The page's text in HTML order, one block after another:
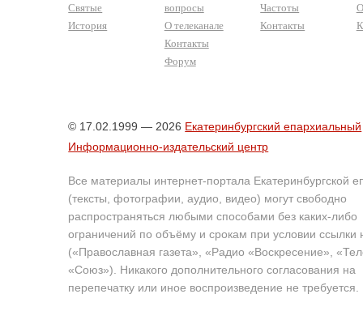
Святые
История
вопросы
О телеканале
Контакты
Форум
Частоты
Контакты
© 17.02.1999 — 2026 Екатеринбургский епархиальный
Информационно-издательский центр
Все материалы интернет-портала Екатеринбургской
(тексты, фотографии, аудио, видео) могут свободно
распространяться любыми способами без каких-либо
ограничений по объёму и срокам при условии ссылки
(«Православная газета», «Радио «Воскресение»,
«Союз»). Никакого дополнительного согласования на
перепечатку или иное воспроизведение не требуется.